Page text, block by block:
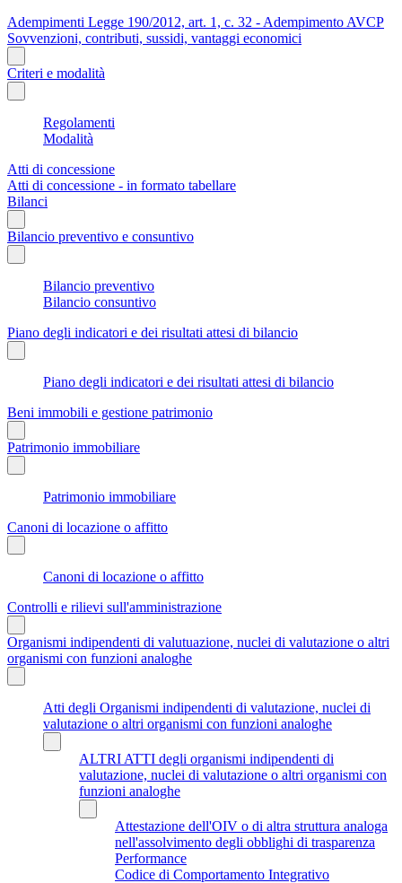
Adempimenti Legge 190/2012, art. 1, c. 32 - Adempimento AVCP
Sovvenzioni, contributi, sussidi, vantaggi economici
Criteri e modalità
Regolamenti
Modalità
Atti di concessione
Atti di concessione - in formato tabellare
Bilanci
Bilancio preventivo e consuntivo
Bilancio preventivo
Bilancio consuntivo
Piano degli indicatori e dei risultati attesi di bilancio
Piano degli indicatori e dei risultati attesi di bilancio
Beni immobili e gestione patrimonio
Patrimonio immobiliare
Patrimonio immobiliare
Canoni di locazione o affitto
Canoni di locazione o affitto
Controlli e rilievi sull'amministrazione
Organismi indipendenti di valutuazione, nuclei di valutazione o altri
organismi con funzioni analoghe
Atti degli Organismi indipendenti di valutazione, nuclei di
valutazione o altri organismi con funzioni analoghe
ALTRI ATTI degli organismi indipendenti di
valutazione, nuclei di valutazione o altri organismi con
funzioni analoghe
Attestazione dell'OIV o di altra struttura analoga
nell'assolvimento degli obblighi di trasparenza
Performance
Codice di Comportamento Integrativo